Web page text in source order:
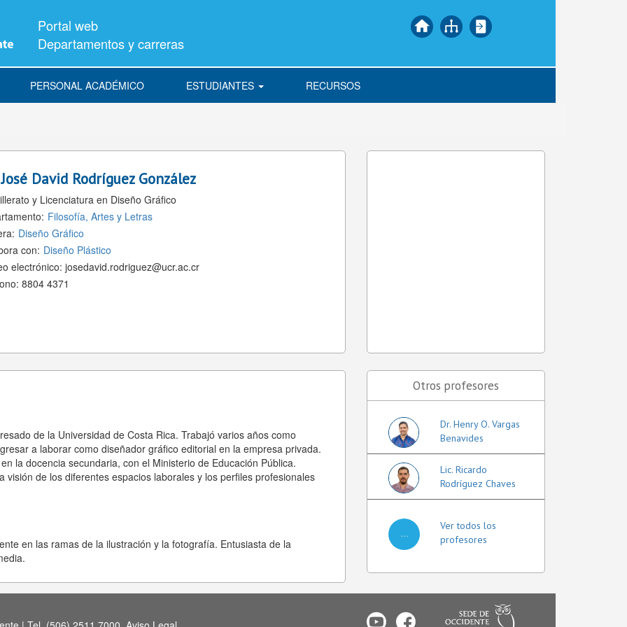
Portal web
Departamentos y carreras
PERSONAL ACADÉMICO ESTUDIANTES RECURSOS
José David Rodríguez González
y Licenciatura en Diseño Gráfico
Filosofía, Artes y Letras
Diseño Gráfico
con: Diseño Plástico
electrónico: josedavid.rodriguez@ucr.ac.cr
8804 4371
de la Universidad de Costa Rica. Trabajó varios años como
a laborar como diseñador gráfico editorial en la empresa privada.
la docencia secundaria, con el Ministerio de Educación Pública.
de los diferentes espacios laborales y los perfiles profesionales
en las ramas de la ilustración y la fotografía. Entusiasta de la
Otros profesores
Dr. Henry O. Vargas
Benavides
Lic. Ricardo
Rodríguez Chaves
...
Ver todos los
profesores